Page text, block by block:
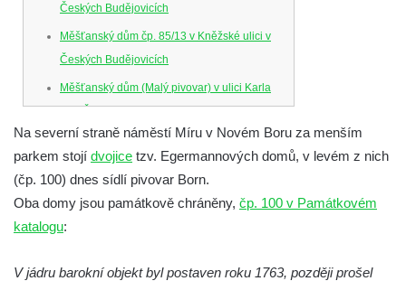
Českých Budějovicích
Měšťanský dům čp. 85/13 v Kněžské ulici v
Českých Budějovicích
Měšťanský dům (Malý pivovar) v ulici Karla
IV. v Českých Budějovicích
Dům U Ferusů na Senovážném náměstí v
Českých Budějovicích
Solnice na Piaristickém náměstí v Českých
Budějovicích
Budějovicích
Na severní straně náměstí Míru v Novém Boru za menším
parkem stojí dvojice tzv. Egermannových domů, v levém z nich
(čp. 100) dnes sídlí pivovar Born.
Oba domy jsou památkově chráněny, čp. 100 v Památkovém
katalogu:
V jádru barokní objekt byl postaven roku 1763, později prošel